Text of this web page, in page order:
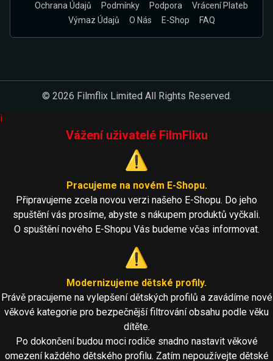
Ochrana Údajů Podmínky Podpora
Vrácení Plateb
Výmaz Údajů
O Nás E-Shop FAQ
© 2026 Filmflix Limited All Rights Reserved.
i
Vážení uživatelé FilmFlixu
⚠️
Pracujeme na novém E-Shopu.
Připravujeme zcela novou verzi našeho E-Shopu. Do jeho
spuštění vás prosíme, abyste s nákupem produktů vyčkali.
O spuštění nového E-Shopu Vás budeme včas informovat.
⚠️
Modernizujeme dětské profily.
Právě pracujeme na vylepšení dětských profilů a zavádíme nové
věkové kategorie pro bezpečnější filtrování obsahu podle věku
dítěte.
Po dokončení budou moci rodiče snadno nastavit věkové
omezení každého dětského profilu. Zatím nepoužívejte dětské